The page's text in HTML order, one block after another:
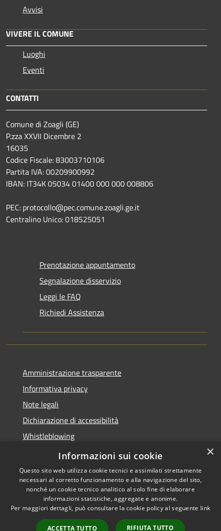
Avvisi
VIVERE IL COMUNE
Luoghi
Eventi
CONTATTI
Comune di Zoagli (GE)
P.zza XXVII Dicembre 2
16035
Codice Fiscale: 83003710106
Partita IVA: 00209900992
IBAN: IT34K 05034 01400 000 000 008806
PEC: protocollo@pec.comune.zoagli.ge.it
Centralino Unico: 018525051
Prenotazione appuntamento
Segnalazione disservizio
Leggi le FAQ
Richiedi Assistenza
Amministrazione trasparente
Informativa privacy
Note legali
Dichiarazione di accessibilità
Whistleblowing
Piano di miglioramento dei servizi
Accessibilità
Copyright © 2026 • Comune di
Zoagli • Powered by
Municipium• Accesso
×
Informazioni sui cookie
Questo sito web utilizza cookie tecnici e assimilati strettamente
necessari al corretto funzionamento e alla navigazione del sito,
nonché un cookie tecnico analitico al solo fine di elaborare
informazioni statistiche, aggregate e anonime.
Per maggiori dettagli, può consultare la cookie policy al seguente link
ACCETTA TUTTO RIFIUTA TUTTO